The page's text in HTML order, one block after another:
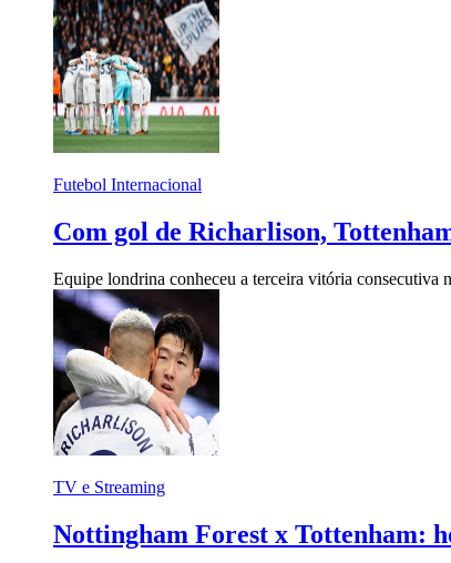
Futebol Internacional
Com gol de Richarlison,
Equipe londrina conheceu a terceira vitória consecutiva
TV e Streaming
Nottingham Forest x Tottenham: